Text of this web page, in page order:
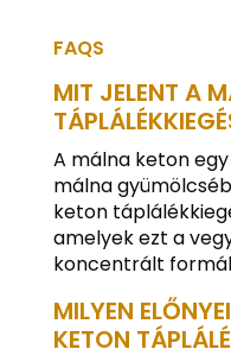
FAQS
MIT JELENT A
A málna keton
málna
keton
amelyek ezt a
koncentrált
MILYEN
KETON